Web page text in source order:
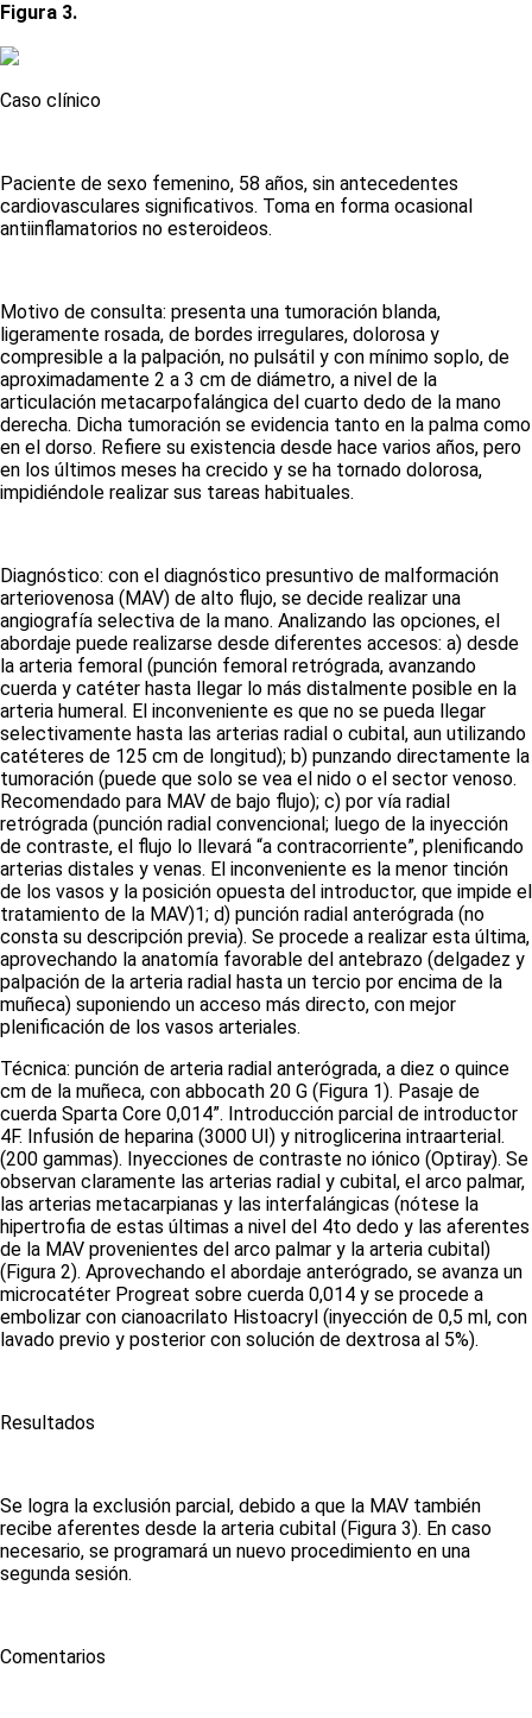
Figura 3.
Caso clínico
Paciente de sexo femenino, 58 años, sin antecedentes
cardiovasculares significativos. Toma en forma ocasional
antiinflamatorios no esteroideos.
Motivo de consulta: presenta una tumoración blanda,
ligeramente rosada, de bordes irregulares, dolorosa y
compresible a la palpación, no pulsátil y con mínimo soplo, de
aproximadamente 2 a 3 cm de diámetro, a nivel de la
articulación metacarpofalángica del cuarto dedo de la mano
derecha. Dicha tumoración se evidencia tanto en la palma como
en el dorso. Refiere su existencia desde hace varios años, pero
en los últimos meses ha crecido y se ha tornado dolorosa,
impidiéndole realizar sus tareas habituales.
Diagnóstico: con el diagnóstico presuntivo de malformación
arteriovenosa (MAV) de alto flujo, se decide realizar una
angiografía selectiva de la mano. Analizando las opciones, el
abordaje puede realizarse desde diferentes accesos: a) desde
la arteria femoral (punción femoral retrógrada, avanzando
cuerda y catéter hasta llegar lo más distalmente posible en la
arteria humeral. El inconveniente es que no se pueda llegar
selectivamente hasta las arterias radial o cubital, aun utilizando
catéteres de 125 cm de longitud); b) punzando directamente la
tumoración (puede que solo se vea el nido o el sector venoso.
Recomendado para MAV de bajo flujo); c) por vía radial
retrógrada (punción radial convencional; luego de la inyección
de contraste, el flujo lo llevará “a contracorriente”, plenificando
arterias distales y venas. El inconveniente es la menor tinción
de los vasos y la posición opuesta del introductor, que impide el
tratamiento de la MAV)1; d) punción radial anterógrada (no
consta su descripción previa). Se procede a realizar esta última,
aprovechando la anatomía favorable del antebrazo (delgadez y
palpación de la arteria radial hasta un tercio por encima de la
muñeca) suponiendo un acceso más directo, con mejor
plenificación de los vasos arteriales.
Técnica: punción de arteria radial anterógrada, a diez o quince
cm de la muñeca, con abbocath 20 G (Figura 1). Pasaje de
cuerda Sparta Core 0,014”. Introducción parcial de introductor
4F. Infusión de heparina (3000 UI) y nitroglicerina intraarterial.
(200 gammas). Inyecciones de contraste no iónico (Optiray). Se
observan claramente las arterias radial y cubital, el arco palmar,
las arterias metacarpianas y las interfalángicas (nótese la
hipertrofia de estas últimas a nivel del 4to dedo y las aferentes
de la MAV provenientes del arco palmar y la arteria cubital)
(Figura 2). Aprovechando el abordaje anterógrado, se avanza un
microcatéter Progreat sobre cuerda 0,014 y se procede a
embolizar con cianoacrilato Histoacryl (inyección de 0,5 ml, con
lavado previo y posterior con solución de dextrosa al 5%).
Resultados
Se logra la exclusión parcial, debido a que la MAV también
recibe aferentes desde la arteria cubital (Figura 3). En caso
necesario, se programará un nuevo procedimiento en una
segunda sesión.
Comentarios